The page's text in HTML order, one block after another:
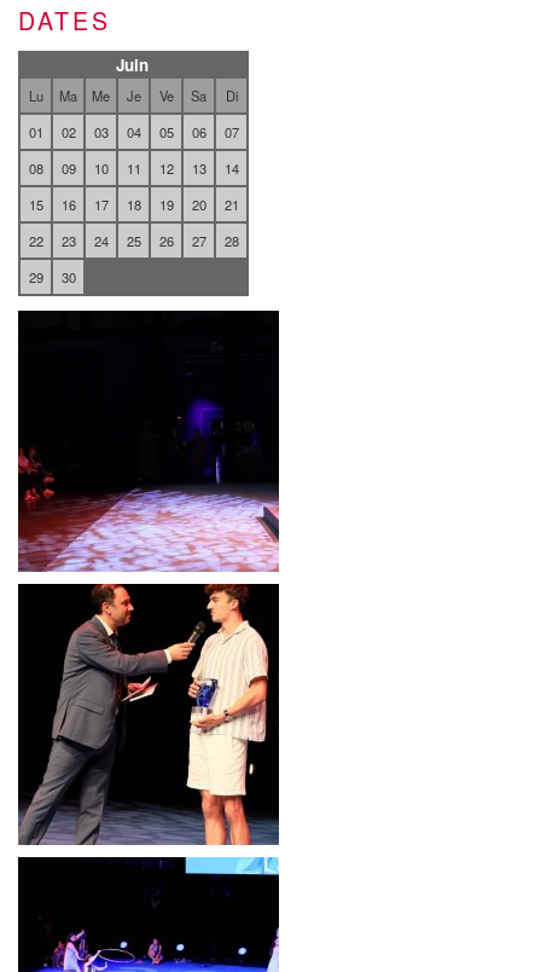
DATES
Juin
Lu Ma Me Je Ve Sa
Di
01
02 03 04 05 06
07
08
09 10 11 12 13
14
15
16 17 18 19 20
21
22
23 24 25 26 27
28
29
30